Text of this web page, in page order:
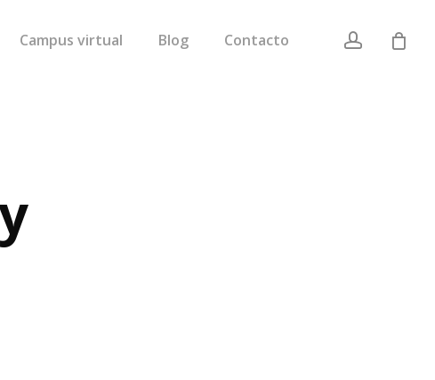
Campus virtual Blog Contacto account